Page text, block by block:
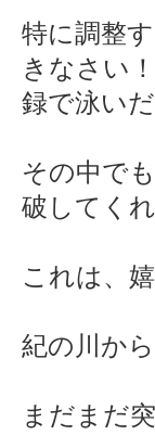
特に調整
きなさい
録で泳い
その中で
破してく
これは、
紀の川か
まだまだ